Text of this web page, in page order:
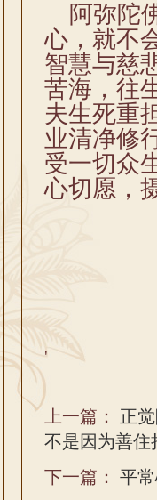
阿弥陀
心，就不
智慧与慈
苦海，往
夫生死重
业清净修
受一切众
心切愿，
'
上一篇： 正
不是因为善住
下一篇： 平